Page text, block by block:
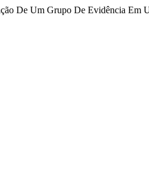
De Um Grupo De Evidência Em